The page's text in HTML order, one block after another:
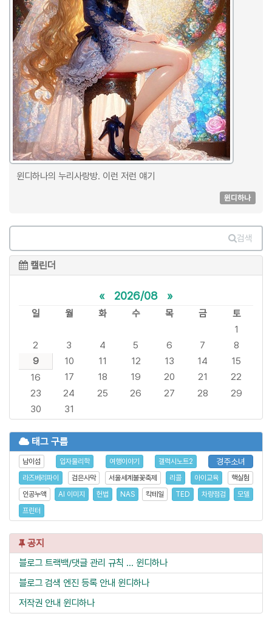
윈디하나의 누리사랑방. 이런 저런 얘기
윈디하나
검색
캘린더
« 2026/08 »
일 월 화 수 목 금
토
1
2
3 4 5 6 7
8
9
10 11 12 13 14
15
16
17 18 19 20 21
22
23
24 25 26 27 28
29
30
31
태그 구름
남이섬 입자물리학 여행이야기 갤럭시노트2 경주소녀
라즈베리파이 검은사막 서울세계불꽃축제 리콜 아이교육
핵실험
인공누액
AI 이미지 헌법 NAS 칵테일 TED 차량점검
모델
프린터
공지
블로그 트랙백/댓글 관리 규칙 ... 윈디하나
블로그 검색 엔진 등록 안내 윈디하나
저작권 안내 윈디하나